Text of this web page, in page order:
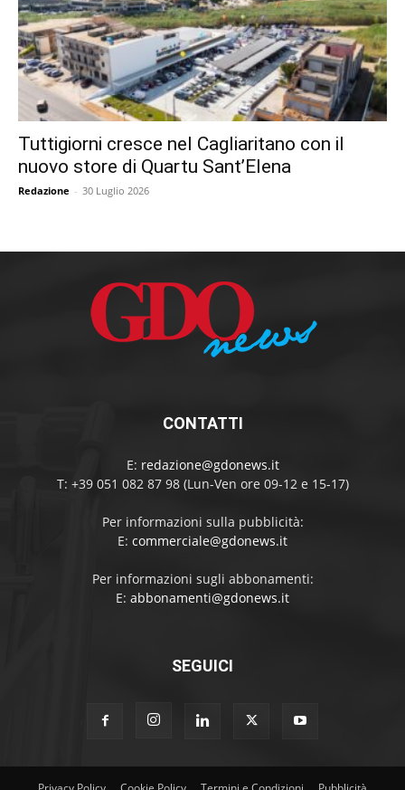
Tuttigiorni cresce nel Cagliaritano con il
nuovo store di Quartu Sant’Elena
Redazione - 30 Luglio 2026
CONTATTI
E: redazione@gdonews.it
T: +39 051 082 87 98 (Lun-Ven ore 09-12 e 15-17)
Per informazioni sulla pubblicità:
E: commerciale@gdonews.it
Per informazioni sugli abbonamenti:
E: abbonamenti@gdonews.it
SEGUICI